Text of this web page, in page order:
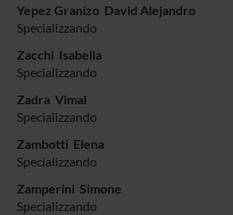
Yepez Granizo David Alejandro
Specializzando
Zacchi Isabella
Specializzando
Zadra Vimal
Specializzando
Zambotti Elena
Specializzando
Zamperini Simone
Specializzando